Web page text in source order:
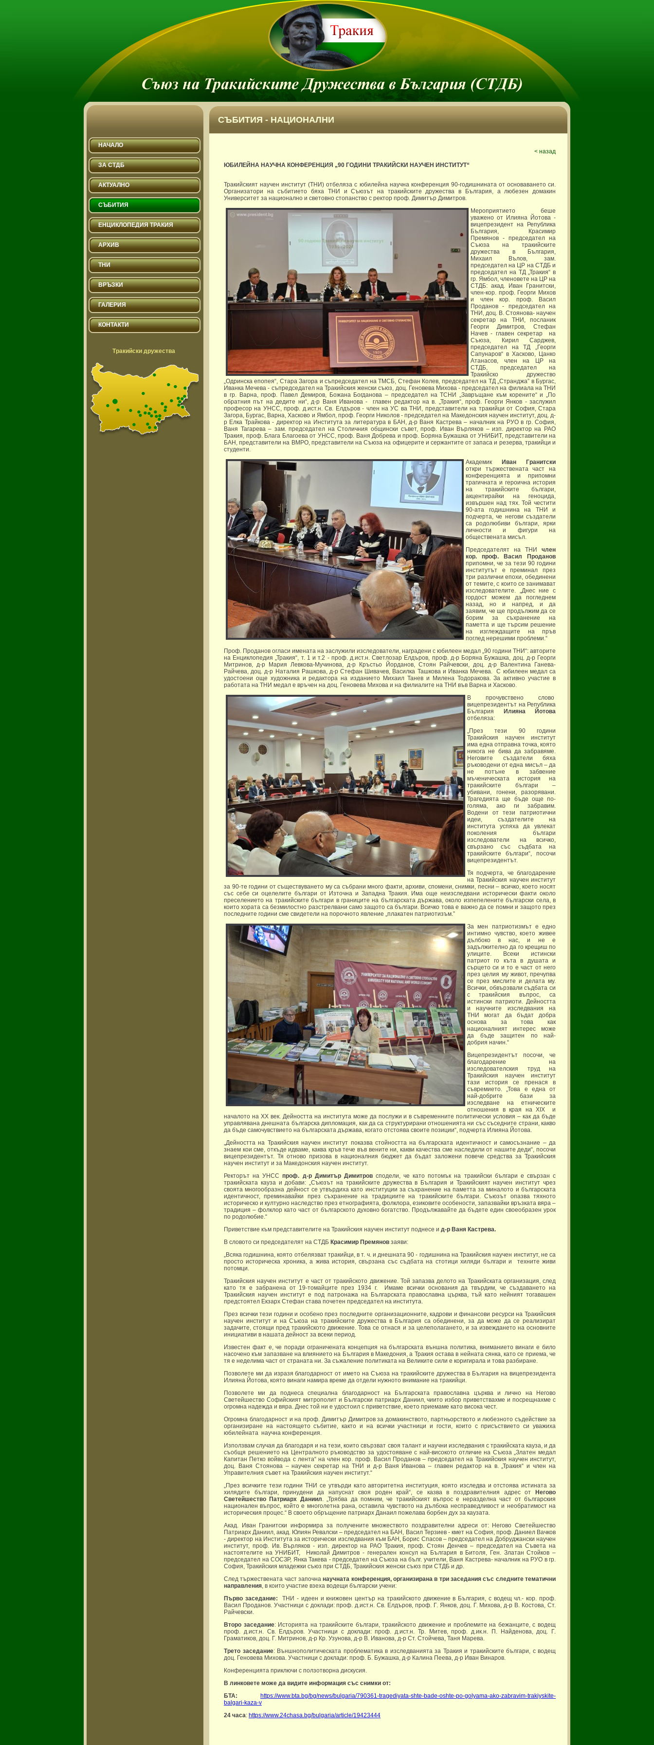
СЪБИТИЯ - НАЦИОНАЛНИ
НАЧАЛО
ЗА СТДБ
АКТУАЛНО
СЪБИТИЯ
ЕНЦИКЛОПЕДИЯ ТРАКИЯ
АРХИВ
ТНИ
ВРЪЗКИ
ГАЛЕРИЯ
КОНТАКТИ
Тракийски дружества
< назад
ЮБИЛЕЙНА НАУЧНА КОНФЕРЕНЦИЯ „90 ГОДИНИ ТРАКИЙСКИ НАУЧЕН ИНСТИТУТ“
Тракийският научен институт (ТНИ) отбеляза с юбилейна научна конференция 90-годишнината от основаването си.
Организатори на събитието бяха ТНИ и Съюзът на тракийските дружества в България, а любезен домакин
Университет за национално и световно стопанство с ректор проф. Димитър Димитров.
Мероприятието беше
уважено от Илияна Йотова -
вицепрезидент на Република
България, Красимир
Премянов - председател на
Съюза на тракийските
дружества в България,
Михаил Вълов, зам.
председател на ЦР на СТДБ и
председател на ТД „Тракия“ в
гр. Ямбол, членовете на ЦР на
СТДБ: акад. Иван Гранитски,
член-кор. проф. Георги Михов
и член кор. проф. Васил
Проданов - председател на
ТНИ, доц. В. Стоянова- научен
секретар на ТНИ, посланик
Георги Димитров, Стефан
Начев - главен секретар на
Съюза, Кирил Сарджев,
председател на ТД „Георги
Сапунаров“ в Хасково, Цанко
Атанасов, член на ЦР на
СТДБ, председател на
Тракийско дружество
„Одринска епопея“, Стара Загора и съпредседател на ТМСБ, Стефан Колев, председател на ТД „Странджа” в Бургас,
Иванка Мечева - съпредседател на Тракийския женски съюз, доц. Геновева Михова - председател на филиала на ТНИ
в гр. Варна, проф. Павел Демиров, Божана Богданова – председател на ТСНИ „Завръщане към корените“ и „По
обратния път на дедите ни“, д-р Ваня Иванова - главен редактор на в. „Тракия“, проф. Георги Янков - заслужил
професор на УНСС, проф. д.ист.н. Св. Елдъров - член на УС ва ТНИ, представители на тракийци от София, Стара
Загора, Бургас, Варна, Хасково и Ямбол, проф. Георги Николов - председател на Македонския научен институт, доц. д-
р Елка Трайкова - директор на Института за литература в БАН, д-р Ваня Кастрева – началник на РУО в гр. София,
Ваня Тагарева – зам. председател на Столичния общински съвет, проф. Иван Върляков – изп. директор на РАО
Тракия, проф. Блага Благоева от УНСС, проф. Ваня Добрева и проф. Боряна Бужашка от УНИБИТ, представители на
БАН, представители на ВМРО, представители на Съюза на офицерите и сержантите от запаса и резерва, тракийци и
студенти.
Академик
Иван Гранитски
откри тържествената част на
конференцията и припомни
трагичната и героична история
на тракийските българи,
акцентирайки на геноцида,
извършен над тях. Той честити
90-ата годишнина на ТНИ и
подчерта, че негови създатели
са родолюбиви българи, ярки
личности и фигури на
обществената мисъл.
Председателят на ТНИ член
кор. проф. Васил Проданов
припомни, че за тези 90 години
институтът е преминал през
три различни епохи, обединени
от темите, с които се занимават
изследователите. „Днес ние с
гордост можем да погледнем
назад, но и напред, и да
заявим, че ще продължим да се
борим за съхранение на
паметта и ще търсим решение
на изглеждащите на пръв
поглед нерешими проблеми.“
Проф. Проданов огласи имената на заслужили изследователи, наградени с юбилеен медал „90 години ТНИ“: авторите
на Енциклопедия „Тракия“, т. 1 и т.2 - проф. д.ист.н. Светлозар Елдъров, проф. д-р Боряна Бужашка, доц. д-р Георги
Митринов, д-р Мария Левкова-Мучинова, д-р Кръстьо Йорданов, Стоян Райчевски, доц. д-р Валентина Ганева-
Райчева, доц. д-р Наталия Рашкова, д-р Стефан Шивачев, Василка Ташкова и Иванка Мечева. С юбилеен медал са
удостоени още художника и редактора на изданието Михаил Танев и Милена Тодоракова. За активно участие в
работата на ТНИ медал е връчен на доц. Геновева Михова и на филиалите на ТНИ във Варна и Хасково.
В прочувствено слово
вицепрезидентът на Република
България
Илияна Йотова
отбеляза:
„През тези 90 години
Тракийския научен институт
има една отправна точка, която
никога не бива да забравяме.
Неговите създатели бяха
ръководени от една мисъл – да
не потъне в забвение
мъченическата история на
тракийските българи –
убивани, гонени, разорявани.
Трагедията ще бъде още по-
голяма, ако ги забравим.
Водени от тези патриотични
идеи, създателите на
института успяха да увлекат
поколения българи
изследователи на всичко,
свързано със съдбата на
тракийските българи“, посочи
вицепрезидентът.
Тя подчерта, че благодарение
на Тракийския научен институт
за 90-те години от съществуването му са събрани много факти, архиви, спомени, снимки, песни – всичко, което носят
със себе си оцелелите българи от Източна и Западна Тракия. Има още неизследвани исторически факти около
преселението на тракийските българи в границите на българската държава, около изпепелените български села, в
които хората са безмилостно разстрелвани само защото са българи. Всичко това е важно да се помни и защото през
последните години сме свидетели на порочното явление „плакатен патриотизъм.”
За мен патриотизмът е едно
интимно чувство, което живее
дълбоко в нас, и не е
задължително да го крещиш по
улиците. Всеки истински
патриот го къта в душата и
сърцето си и то е част от него
през целия му живот, пречупва
се през мислите и делата му.
Всички, обвързвали съдбата си
с тракийския въпрос, са
истински патриоти. Дейността
и научните изследвания на
ТНИ могат да бъдат добра
основа за това как
националният интерес може
да бъде защитен по най-
добрия начин.“
Вицепрезидентът посочи, че
благодарение на
изследователския труд на
Тракийския научен институт
тази история се пренася в
съвремието. „Това е една от
най-добрите бази за
изследване на етническите
отношения в края на XIX и
началото на XX век. Дейността на института може да послужи и в съвременните политически условия – как да бъде
управлявана днешната българска дипломация, как да са структурирани отношенията ни със съседните страни, какво
да бъде самочувствието на българската държава, когато отстоява своите позиции“, подчерта Илияна Йотова.
„Дейността на Тракийския научен институт показва стойността на българската идентичност и самосъзнание – да
знаем кои сме, откъде идваме, каква кръв тече във вените ни, какви качества сме наследили от нашите деди“, посочи
вицепрезидентът. Тя отново призова в националния бюджет да бъдат заложени повече средства за Тракийския
научен институт и за Македонския научен институт.
Ректорът на УНССпроф. д-р Димитър Димитровсподели, че като потомък на тракийски българи е свързан с
тракийската кауза и добави: „Съюзът на тракийските дружества в България и Тракийският научен институт чрез
своята многообразна дейност се утвърдиха като институции за съхранение на паметта за миналото и българската
идентичност, преминавайки през съхранение на традициите на тракийските българи. Съюзът опазва тяхното
историческо и културно наследство през етнографията, фолклора, езиковите особености, запазвайки връзката вяра –
традиция – фолклор като част от българското духовно богатство. Продължавайте да бъдете един своеобразен урок
по родолюбие.“
Приветствие към представителите на Тракийския научен институт поднесе и д-р Ваня Кастрева.
В словото си председателят на СТДБ Красимир Премянов заяви:
„Всяка годишнина, която отбелязват тракийци, в т. ч. и днешната 90 - годишнина на Тракийския научен институт, не са
просто историческа хроника, а жива история, свързана със съдбата на стотици хиляди българи и техните живи
потомци.
Тракийския научен институт е част от тракийското движение. Той запазва делото на Тракийската организация, след
като тя е забранена от 19-томайците през 1934 г. Имаме всички основания да твърдим, че създаването на
Тракийския научен институт е под патронажа на Българската православна църква, тъй като нейният тогавашен
предстоятел Екзарх Стефан става почетен председател на института.
През всички тези години и особено през последните организационните, кадрови и финансови ресурси на Тракийския
научен институт и на Съюза на тракийските дружества в България са обединени, за да може да се реализират
задачите, стоящи пред тракийското движение. Това се отнася и за целеполагането, и за извеждането на основните
инициативи в нашата дейност за всеки период.
Известен факт е, че поради ограничената концепция на българската външна политика, вниманието винаги е било
насочено към запазване на влиянието на България в Македония, а Тракия остава в нейната сянка, като се приема, че
тя е неделима част от страната ни. За съжаление политиката на Великите сили е коригирала и това разбиране.
Позволете ми да изразя благодарност от името на Съюза на тракийските дружества в България на вицепрезидента
Илияна Йотова, която винаги намира време да отдели нужното внимание на тракийци.
Позволете ми да поднеса специална благодарност на Българската православна църква и лично на Негово
Светейшество Софийският митрополит и Български патриарх Даниил, чиито избор приветствахме и посрещнахме с
огромна надежда и вяра. Днес той ни е удостоил с приветствие, което приемаме като висока чест.
Огромна благодарност и на проф. Димитър Димитров за домакинството, партньорството и любезното съдействие за
организиране на настоящето събитие, както и на всички участници и гости, които с присъствието си уважиха
юбилейната научна конференция.
Използвам случая да благодаря и на тези, които свързват своя талант и научни изследвания с тракийската кауза, и да
съобщя решението на Централното ръководство за удостояване с най-високото отличие на Съюза „Златен медал
Капитан Петко войвода с лента“ на член кор. проф. Васил Проданов – председател на Тракийския научен институт,
доц. Ваня Стоянова – научен секретар на ТНИ и д-р Ваня Иванова – главен редактор на в. „Тракия“ и член на
Управителния съвет на Тракийския научен институт.“
„През всичките тези години ТНИ се утвърди като авторитетна институция, която изследва и отстоява истината за
хилядите българи, принудени да напуснат своя роден край“, се казва в поздравителния адрес от
Негово
Светейшество Патриарх Даниил. „Трябва да помним, че тракийският въпрос е неразделна част от българския
национален въпрос, който е многолетна рана, оставила чувството на дълбока несправедливост и необратимост на
историческия процес.“ В своето обръщение патриарх Данаил пожелава борбен дух за каузата.
Акад. Иван Гранитски информира за получените множеството поздравителни адреси от: Негово Светейшество
Патриарх Даниил, акад. Юлиян Ревалски – председател на БАН, Васил Терзиев - кмет на София, проф. Даниел Вачков
- директор на Института за исторически изследвания към БАН, Борис Спасов – председател на Добруджански научен
институт, проф. Ив. Върляков - изп. директор на РАО Тракия, проф. Стоян Денчев – председател на Съвета на
настоятелите на УНИБИТ, Николай Димитров - генерален консул на България в Битоля, Ген. Златан Стойков –
председател на СОСЗР, Янка Такева - председател на Съюза на бълг. учители, Ваня Кастрева- началник на РУО в гр.
София, Тракийския младежки съюз при СТДБ, Тракийския женски съюз при СТДБ и др.
След тържествената част започнанаучната конференция, организирана в три заседания със следните тематични
направления, в които участие взеха водещи български учени:
Първо заседание: ТНИ - идеен и книжовен център на тракийското движение в България, с водещ чл.- кор. проф.
Васил Проданов. Участници с доклади: проф. д.ист.н. Св. Елдъров, проф. Г. Янков, доц. Г. Михова, д-р В. Костова, Ст.
Райчевски.
Второ заседание: Историята на тракийските българи, тракийското движение и проблемите на бежанците, с водещ
проф. д.ист.н. Св. Елдъров. Участници с доклади: проф. д.ист.н. Тр. Митев, проф. д.ик.н. П. Найденова, доц. Г.
Граматиков, доц. Г. Митринов, д-р Кр. Узунова, д-р В. Иванова, д-р Ст. Стойчева, Таня Марева.
Трето заседание: Външнополитическата проблематика в изследванията за Тракия и тракийските българи, с водещ
доц. Геновева Михова. Участници с доклади: проф. Б. Бужашка, д-р Калина Пеева, д-р Иван Винаров.
Конференцията приключи с ползотворна дискусия.
В линковете може да видите информация със снимки от:
БТА: https://www.bta.bg/bg/news/bulgaria/790361-tragediyata-shte-bade-oshte-po-golyama-ako-zabravim-trakiyskite-
balgari-kaza-v
24 часа: https://www.24chasa.bg/bulgaria/article/19423444